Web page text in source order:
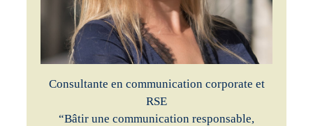
Consultante en communication corporate et
RSE
“Bâtir une communication responsable,